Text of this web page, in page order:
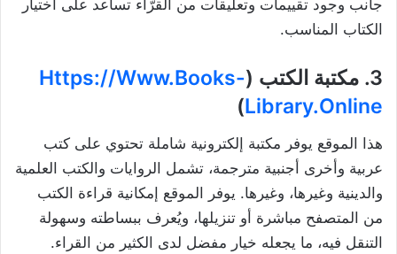
جانب وجود تقييمات وتعليقات من القرّاء تساعد على اختيار
الكتاب المناسب.
3. مكتبة الكتب (Https://www.books-
Library.online
)
هذا الموقع يوفر مكتبة إلكترونية شاملة تحتوي على كتب
عربية وأخرى أجنبية مترجمة، تشمل الروايات والكتب العلمية
والدينية وغيرها، وغيرها. يوفر الموقع إمكانية قراءة الكتب
من المتصفح مباشرة أو تنزيلها، ويُعرف ببساطته وسهولة
التنقل فيه، ما يجعله خيار مفضل لدى الكثير من القراء.